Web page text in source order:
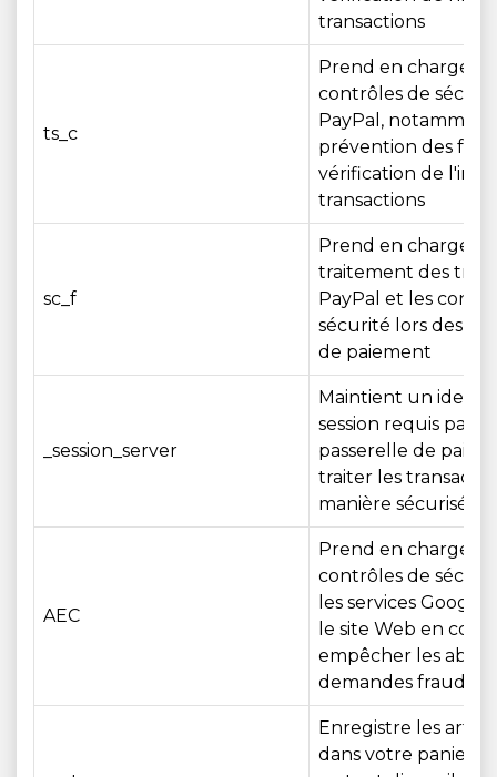
transactions
ts_c
Prend en charge
contrôles de
PayPal,
prévention des
vérification de
transactions
sc_f
Prend en charge le
traitement des
PayPal et les
sécurité lors des
de paiement
_session_server
Maintient un
session requis par la
passerelle de
traiter les
manière sécurisée
AEC
Prend en charge
contrôles de
les services Google
le site Web en
empêcher les abus
demandes
Enregistre les
dans votre panier